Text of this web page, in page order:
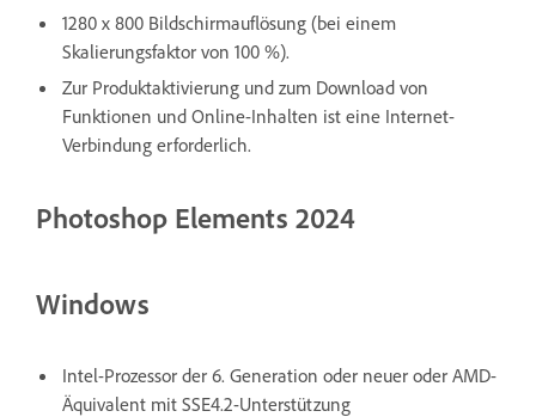
1280 x 800 Bildschirmauflösung (bei einem
Skalierungsfaktor von 100 %).
Zur Produktaktivierung und zum Download von
Funktionen und Online-Inhalten ist eine Internet-
Verbindung erforderlich.
Photoshop Elements 2024
Windows
Intel-Prozessor der 6. Generation oder neuer oder AMD-
Äquivalent mit SSE4.2-Unterstützung